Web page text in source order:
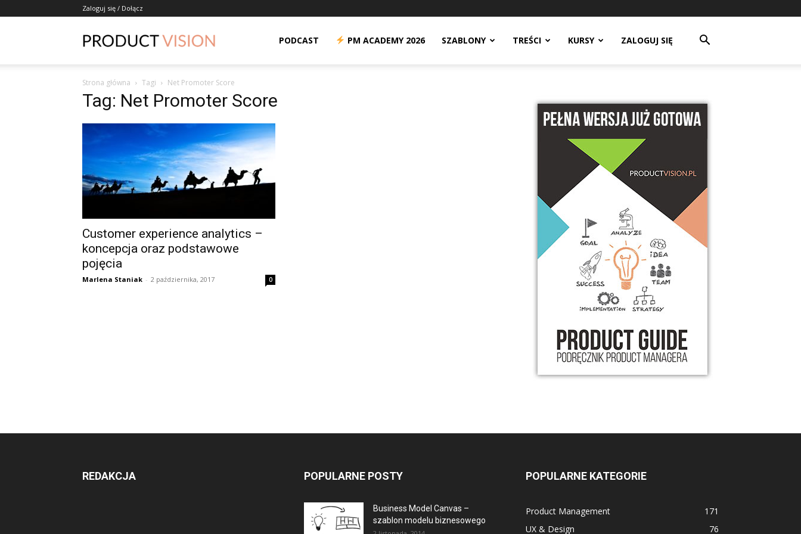
Zaloguj się / Dołącz
PODCAST PM ACADEMY 2026 SZABLONY TREŚCI KURSY ZALOGUJ SIĘ
Strona główna Tagi Net Promoter Score
Tag: Net Promoter Score
Customer experience analytics –
koncepcja oraz podstawowe
pojęcia
Marlena Staniak - 2 października, 2017 0
REDAKCJA POPULARNE POSTY
Business Model Canvas –
szablon modelu biznesowego
POPULARNE KATEGORIE
Product Management
171
UX & Design
76